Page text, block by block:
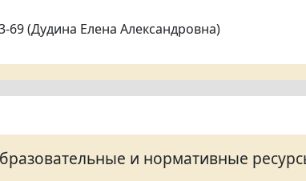
69 (Дудина Елена Александровна)
и нормативные